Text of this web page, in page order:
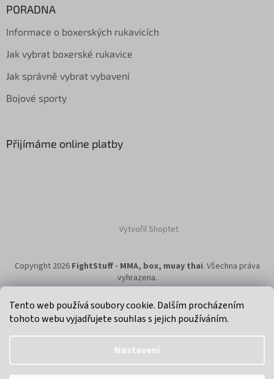
Tento web používá soubory cookie. Dalším procházením
tohoto webu vyjadřujete souhlas s jejich používáním.
Nastavení
PORADNA
Informace o boxerských rukavicích
Jak vybrat boxerské rukavice
Jak správně vybrat vybavení
Bojové sporty
Přijímáme online platby
Vytvořil Shoptet
Copyright 2026 FightStuff - MMA, box, muay thai. Všechna práva
vyhrazena.
Klikni na super eshop pro cyklisty a bikery.